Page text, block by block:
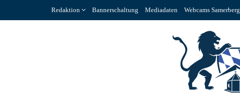
Redaktion Bannerschaltung Mediadaten Webcams Samerberg